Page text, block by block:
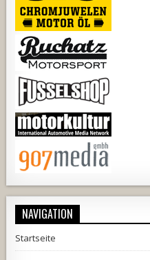
NAVIGATION
Startseite